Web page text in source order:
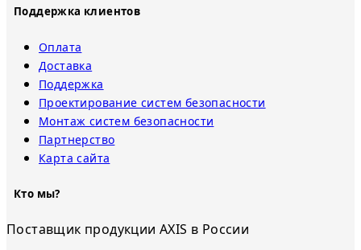
Поддержка клиентов
Оплата
Доставка
Поддержка
Проектирование систем безопасности
Монтаж систем безопасности
Партнерство
Карта сайта
Кто мы?
Поставщик продукции AXIS в России